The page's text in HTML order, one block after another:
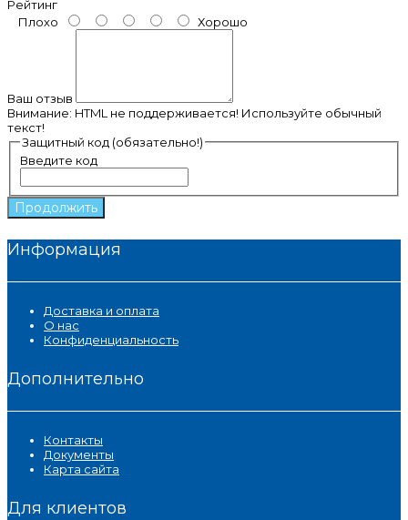
Рейтинг
Плохо
Хорошо
Ваш отзыв
Внимание: HTML не поддерживается! Используйте обычный
текст!
Защитный код (обязательно!)
Введите код
Продолжить
Информация
Доставка и оплата
О нас
Конфиденциальность
Дополнительно
Контакты
Документы
Карта сайта
Для клиентов